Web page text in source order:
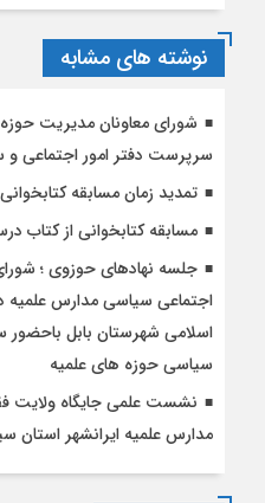
نوشته های مشابه
شورای معاونان مدیریت
سرپرست دفتر امور اجتماعی
تمدید زمان مسابقه
مسابقه کتابخوانی از کتاب
جلسه نهادهای حوزوی ؛
اجتماعی سیاسی مدارس علمیه
اسلامی شهرستان بابل
سیاسی حوزه های علمیه
نشست علمی جایگاه ولایت
مدارس علمیه ایرانشهر استان